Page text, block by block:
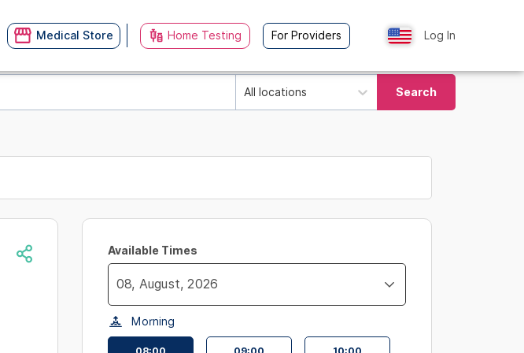
Medical Store Home Testing For Providers Log In
All locations Search
Available Times
Navigate
forward
Morning